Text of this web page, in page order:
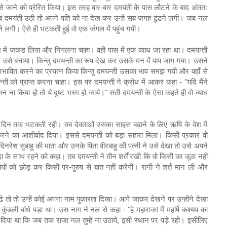
को प्रेरित किया। इस तरह बार-बार दमयंती के पास लौटने के बाद अंततः
उठी तो अपने पति को ना देख कर उन्हें सब जगह ढूंढने लगी। जब नल
लगी। ऐसे ही भटकती हुई वो एक जंगल में पहुंच गयी।
लिया और निगलना चाहा। वही पास में एक व्याध जा रहा था। दमयन्ती
बचाया। किन्तु दमयन्ती का रूप देख कर उसके मन में पाप जाग गया। उसने
करने का प्रयत्न किया किन्तु दमयन्ती उसका भाव समझ गयी और वहाँ से
को प्राप्त करना चाहा। इस पर दमयन्ती ने क्रोध में आकर कहा - "यदि मैंने
किया हो तो ये दुष्ट भस्म हो जाये।" सती दमयन्ती के ऐसा कहते ही वो व्याध
तक भटकती रही। तब देवताओं उसका साहस बढ़ाने के लिए ऋषि के वेश में
आशीर्वाद दिया। इससे दमयन्ती को बड़ा सहारा मिला। किसी प्रकार वो
सुबाहु की माता और उनके पिता वीरबाहु की पत्नी ने उसे देखा तो उसे अपने
के साथ रहने को कहा। तब दमयन्ती ने तीन शर्तें रखी कि वो किसी का जूठा नहीं
को छोड़ कर किसी पर-पुरुष से बात नहीं करेगी। रानी ने शर्त मान ली और
तो उन्हें कोई अपना नाम पुकारता दिखा। आगे जाकर देखने पर उन्होंने देखा
बांधे पड़ा था। उस नाग ने नल से कहा - "हे महाराज! मैं महर्षि कश्यप का
था कि जब तक राजा नल तुम्हे ना उठाये, इसी स्थान पर पड़े रहो। इसीलिए